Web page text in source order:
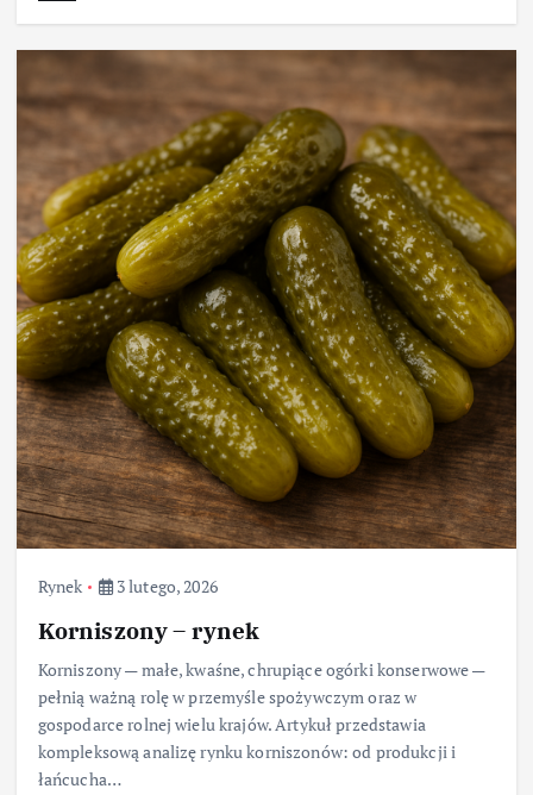
Rynek 3 lutego, 2026
Korniszony – rynek
Korniszony — małe, kwaśne, chrupiące ogórki konserwowe —
pełnią ważną rolę w przemyśle spożywczym oraz w
gospodarce rolnej wielu krajów. Artykuł przedstawia
kompleksową analizę rynku korniszonów: od produkcji i
łańcucha…